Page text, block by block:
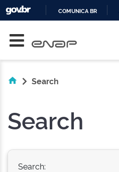
COMUNICA BR
Search
Search
Search: